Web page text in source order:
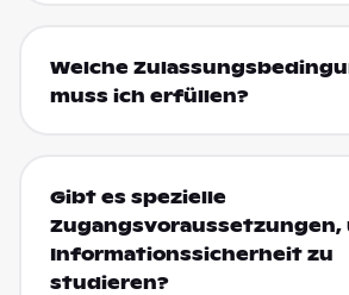
Welche
muss ich erfüllen?
Gibt es spezielle
Zugangsvoraussetzungen,
Informationssicherheit zu
studieren?